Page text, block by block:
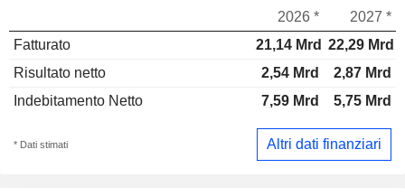
2026 *
2027 *
Fatturato
21,14 Mrd 22,29 Mrd
Risultato netto
2,54 Mrd
2,87 Mrd
Indebitamento Netto
7,59 Mrd 5,75 Mrd
* Dati stimati Altri dati finanziari